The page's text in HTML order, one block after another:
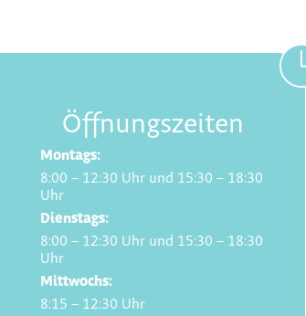
Öffnungszeiten
Montags:
8:00 – 12:30 Uhr und 15:30 – 18:30
Uhr
Dienstags:
8:00 – 12:30 Uhr und 15:30 – 18:30
Uhr
Mittwochs:
8:15 – 12:30 Uhr
Öffnungszeiten